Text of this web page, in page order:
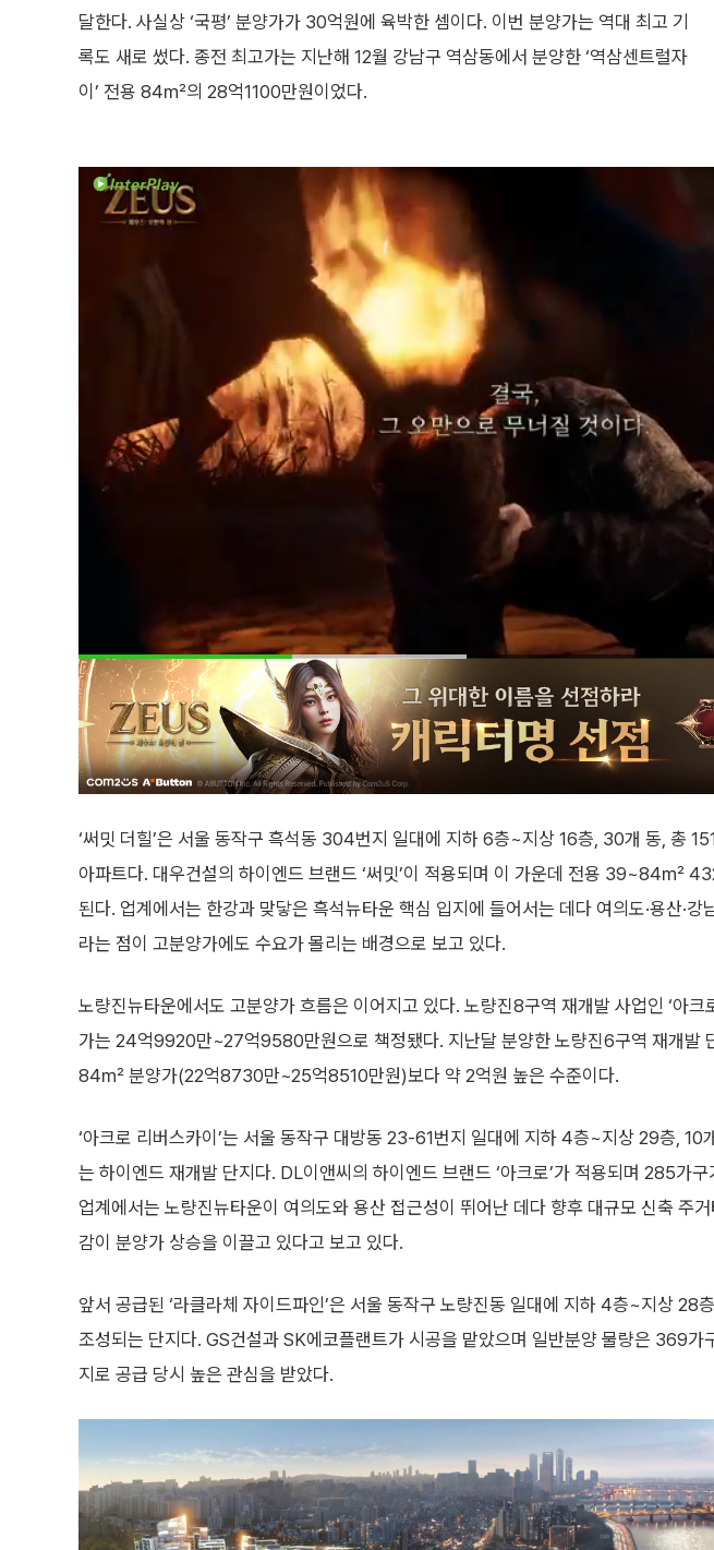
달한다. 사실상 ‘국평’ 분양가가 30억원에 육박한 셈이다. 이번 분양가는 역대 최고 기
록도 새로 썼다. 종전 최고가는 지난해 12월 강남구 역삼동에서 분양한 ‘역삼센트럴자
이’ 전용 84㎡의 28억1100만원이었다.
‘써밋 더힐’은 서울 동작구 흑석동 304번지 일대에 지하 6층~지상 16층, 30개 동, 총
아파트다. 대우건설의 하이엔드 브랜드 ‘써밋’이 적용되며 이 가운데 전용 39~84㎡
된다. 업계에서는 한강과 맞닿은 흑석뉴타운 핵심 입지에 들어서는 데다 여의도·용산·강
라는 점이 고분양가에도 수요가 몰리는 배경으로 보고 있다.
노량진뉴타운에서도 고분양가 흐름은 이어지고 있다. 노량진8구역 재개발 사업인 ‘아
가는 24억9920만~27억9580만원으로 책정됐다. 지난달 분양한 노량진6구역 재개발
84㎡ 분양가(22억8730만~25억8510만원)보다 약 2억원 높은 수준이다.
‘아크로 리버스카이’는 서울 동작구 대방동 23-61번지 일대에 지하 4층~지상 29층, 10
는 하이엔드 재개발 단지다. DL이앤씨의 하이엔드 브랜드 ‘아크로’가 적용되며 285가
업계에서는 노량진뉴타운이 여의도와 용산 접근성이 뛰어난 데다 향후 대규모 신축 주
감이 분양가 상승을 이끌고 있다고 보고 있다.
앞서 공급된 ‘라클라체 자이드파인’은 서울 동작구 노량진동 일대에 지하 4층~지상 28
조성되는 단지다. GS건설과 SK에코플랜트가 시공을 맡았으며 일반분양 물량은 369가
지로 공급 당시 높은 관심을 받았다.